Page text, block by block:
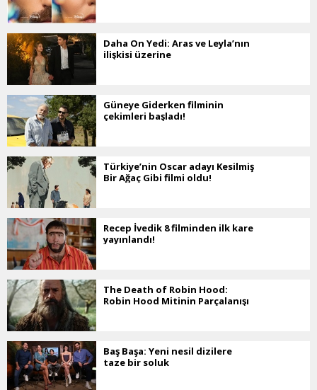
Daha On Yedi: Aras ve Leyla’nın
ilişkisi üzerine
Güneye Giderken filminin
çekimleri başladı!
Türkiye’nin Oscar adayı Kesilmiş
Bir Ağaç Gibi filmi oldu!
Recep İvedik 8 filminden ilk kare
yayınlandı!
The Death of Robin Hood:
Robin Hood Mitinin Parçalanışı
Baş Başa: Yeni nesil dizilere
taze bir soluk